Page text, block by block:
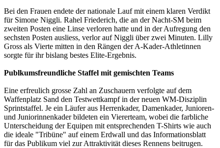
Bei den Frauen endete der nationale Lauf mit einem klaren Verdikt
für Simone Niggli. Rahel Friederich, die an der Nacht-SM beim
zweiten Posten eine Linse verloren hatte und in der Aufregung den
sechsten Posten ausliess, verlor auf Niggli über zwei Minuten. Lilly
Gross als Vierte mitten in den Rängen der A-Kader-Athletinnen
sorgte für ihr bislang bestes Elite-Ergebnis.
Publkumsfreundliche Staffel mit gemischten Teams
Eine erfreulich grosse Zahl an Zuschauern verfolgte auf dem
Waffenplatz Sand den Testwettkampf in der neuen WM-Disziplin
Sprintstaffel. Je ein Läufer aus Herrenkader, Damenkader, Junioren-
und Juniorinnenkader bildeten ein Viererteam, wobei die farbliche
Unterscheidung der Equipen mit entsprechenden T-Shirts wie auch
die ideale "Tribüne" auf einem Erdwall und das Informationsblatt
für das Publikum viel zur Attraktivität dieses Rennens beitrugen.